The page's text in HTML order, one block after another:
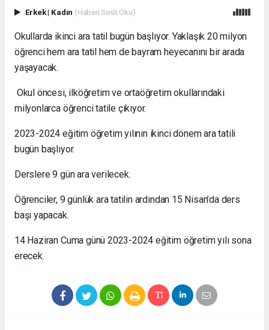
Erkek| Kadın (Haberi Sesli Oku)
Okullarda ikinci ara tatil bugün başlıyor. Yaklaşık 20 milyon
öğrenci hem ara tatil hem de bayram heyecanını bir arada
yaşayacak.
Okul öncesi, ilköğretim ve ortaöğretim okullarındaki
milyonlarca öğrenci tatile çıkıyor.
2023-2024 eğitim öğretim yılının ikinci dönem ara tatili
bugün başlıyor.
Derslere 9 gün ara verilecek.
Öğrenciler, 9 günlük ara tatilin ardından 15 Nisan’da ders
başı yapacak.
14 Haziran Cuma günü 2023-2024 eğitim öğretim yılı sona
erecek.